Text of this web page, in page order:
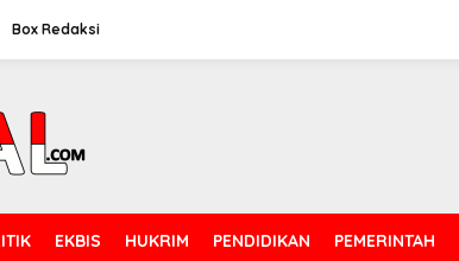
Box Redaksi
EKBIS HUKRIM PENDIDIKAN PEMERINTAH